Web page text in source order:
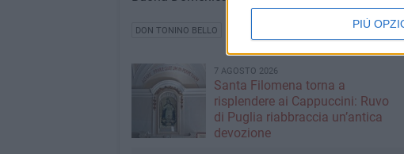
PIÙ
DON TONINO BELLO
7 AGOSTO 2026
Santa Filomena torna a
risplendere ai Cappuccini: Ruvo
di Puglia riabbraccia un’antica
devozione